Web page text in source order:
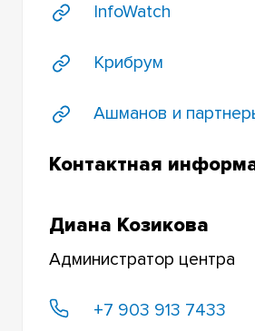
InfoWatch
Крибрум
Ашманов и
Контактная
Диана Козикова
Администратор центра
+7 903 913 7433